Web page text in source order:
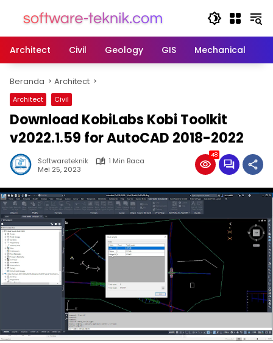
Architect
Civil Geology GIS Mechanical
Beranda Architect
Architect Civil
Download KobiLabs Kobi Toolkit
v2022.1.59 for AutoCAD 2018-2022
Softwareteknik
1 Min Baca
Mei 25, 2023
48